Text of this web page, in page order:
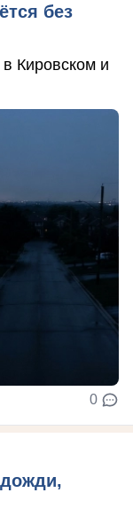
без
Кировском и
0